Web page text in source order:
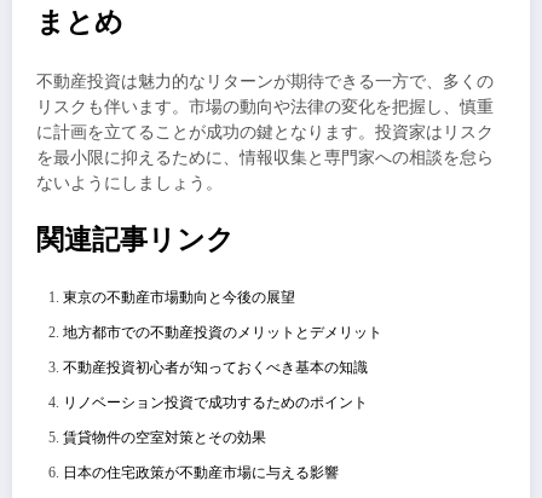
まとめ
不動産投資は魅力的なリターンが期待できる一方で、多くの
リスクも伴います。市場の動向や法律の変化を把握し、慎重
に計画を立てることが成功の鍵となります。投資家はリスク
を最小限に抑えるために、情報収集と専門家への相談を怠ら
ないようにしましょう。
関連記事リンク
東京の不動産市場動向と今後の展望
地方都市での不動産投資のメリットとデメリット
不動産投資初心者が知っておくべき基本の知識
リノベーション投資で成功するためのポイント
賃貸物件の空室対策とその効果
日本の住宅政策が不動産市場に与える影響